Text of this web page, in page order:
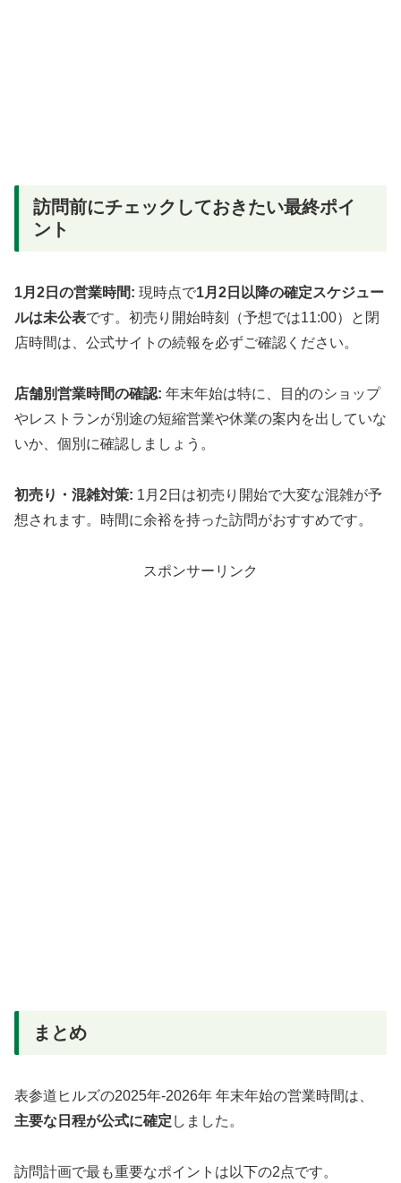
訪問前にチェックしておきたい最終ポイ
ント
1月2日の営業時間: 現時点で1月2日以降の確定スケジュー
ルは未公表です。初売り開始時刻（予想では11:00）と閉
店時間は、公式サイトの続報を必ずご確認ください。
店舗別営業時間の確認: 年末年始は特に、目的のショップ
やレストランが別途の短縮営業や休業の案内を出していな
いか、個別に確認しましょう。
初売り・混雑対策: 1月2日は初売り開始で大変な混雑が予
想されます。時間に余裕を持った訪問がおすすめです。
スポンサーリンク
まとめ
表参道ヒルズの2025年-2026年 年末年始の営業時間は、
主要な日程が公式に確定 しました。
訪問計画で最も重要なポイントは以下の2点です。